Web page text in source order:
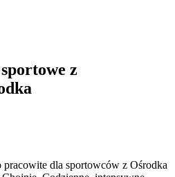
z
pracowite dla sportowców z Ośrodka